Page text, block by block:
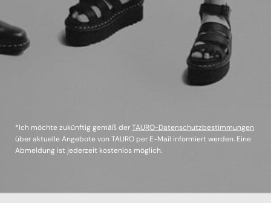
*Ich möchte zukünftig gemäß derTAURO-Datenschutzbestimmungen
über aktuelle Angebote von TAURO per E-Mail informiert werden. Eine
Abmeldung ist jederzeit kostenlos möglich.